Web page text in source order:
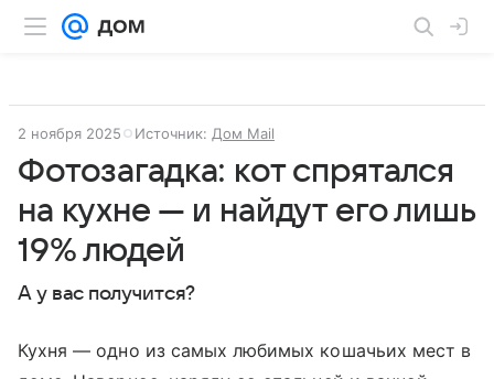
2 ноября 2025 Источник: Дом Mail
Фотозагадка: кот спрятался
на кухне — и найдут его лишь
19% людей
А у вас получится?
Кухня — одно из самых любимых кошачьих мест в